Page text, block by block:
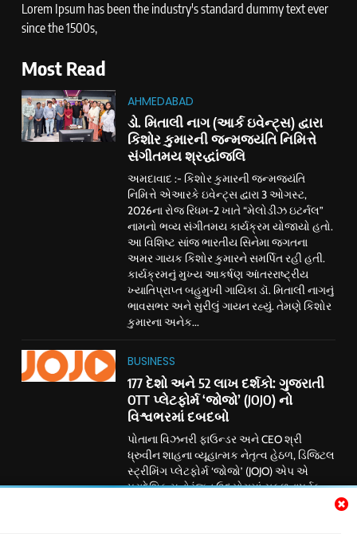
Lorem Ipsum has been the industry's standard dummy text ever
since the 1500s,
Most Read
AHMEDABAD
ડો. મિતાલી નાગ (આર્ક ઇવેન્ટ્સ) દ્વારા
કિશોર કુમારની જન્મજયંતિ નિમિત્તે
સંગીતમય શ્રદ્ધાંજલિ
અમદાવાદ :- કિશોર કુમારની જન્મજયંતિ
નિમિત્તે એઆરકે ઇવેન્ટ્સ દ્વારા 3 ઓગસ્ટ,
2026ના રોજ રિધમ-2 ખાતે “મેલોડીઝ ઇટર્નલ”
નામનો ભવ્ય સંગીતમય કાર્યક્રમ યોજાયો હતો.
આ વિશિષ્ટ સાંજ ભારતીય સિનેમા જગતના
અમર ગાયક કિશોર કુમારને સમર્પિત રહી હતી.
કાર્યક્રમનું મુખ્ય આકર્ષણ આંતરરાષ્ટ્રીય
ખ્યાતિપ્રાપ્ત બહુમુખી ગાયિકા ડૉ. મિતાલી નાગનું
ભાવસભર અને સુરીલું ગાયન રહ્યું. તેમણે કિશોર
કુમારના અનેક...
BUSINESS
177 દેશો અને 52 લાખ દર્શકો: ગુજરાતી
OTT પ્લેટફોર્મ ‘જોજો’ (JOJO) નો
વિશ્વભરમાં દબદબો
પોતાના વિઝનરી ફાઉન્ડર અને CEO શ્રી
ધ્રુવીન શાહના વ્યૂહાત્મક નેતૃત્વ હેઠળ, ડિજિટલ
સ્ટ્રીમિંગ પ્લેટફોર્મ ‘જોજો’ (JOJO) એપ એ
પ્રાદેશિક મનોરંજન ઉદ્યોગમાં સફળતાપૂર્વક